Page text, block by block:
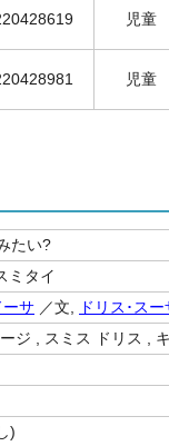
児童
児童
たい?
ミタイ
ーサ ／文,
ドリス･ス
ジ , スミス ドリス ,
)